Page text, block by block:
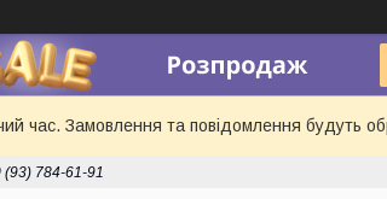
час. Замовлення та повідомлення будуть
(93) 784-61-91